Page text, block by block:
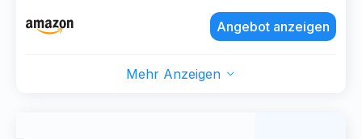
Angebot anzeigen
Mehr Anzeigen